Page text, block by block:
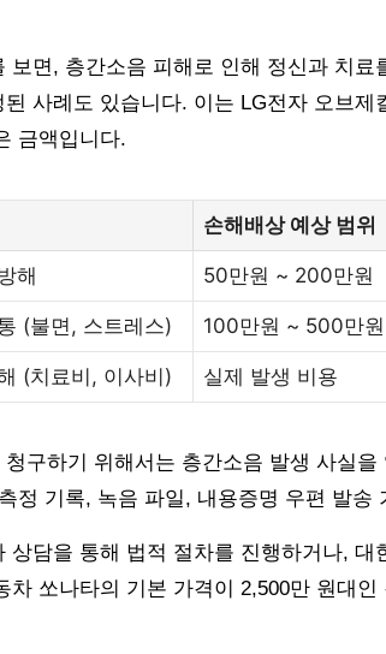
보면, 층간소음 피해로 인해 정신과 치료
된 사례도 있습니다. 이는 LG전자 오브
금액입니다.
손해배상 예상 범위
해 50만원 ~ 200만원
(불면, 스트레스) 100만원 ~ 500만원
(치료비, 이사비) 실제 발생 비용
청구하기 위해서는 층간소음 발생 사실
정 기록, 녹음 파일, 내용증명 우편 발송
상담을 통해 법적 절차를 진행하거나, 대
차 쏘나타의 기본 가격이 2,500만 원대